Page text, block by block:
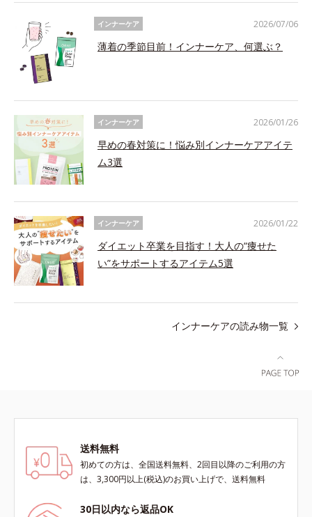
インナーケア
薄着の季節目前！インナーケア、何選ぶ？
2026/07/06
インナーケア
早めの春対策に！悩み別インナーケアアイテ
ム3選
2026/01/26
インナーケア
ダイエット卒業を目指す！大人の“痩せた
い”をサポートするアイテム5選
2026/01/22
インナーケアの読み物一覧
送料無料
初めての方は、全国送料無料、2回目以降のご利用の方
は、3,300円以上(税込)のお買い上げで、送料無料
30日以内なら返品OK